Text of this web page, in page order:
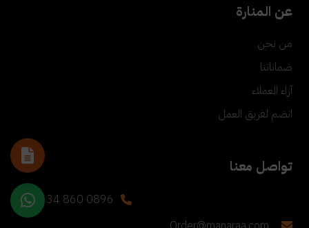
عن المنارة
من نحن
ضماناتنا
آراء العملاء
انضم لفريق العمل
تواصل معنا
+90 534 860 0896